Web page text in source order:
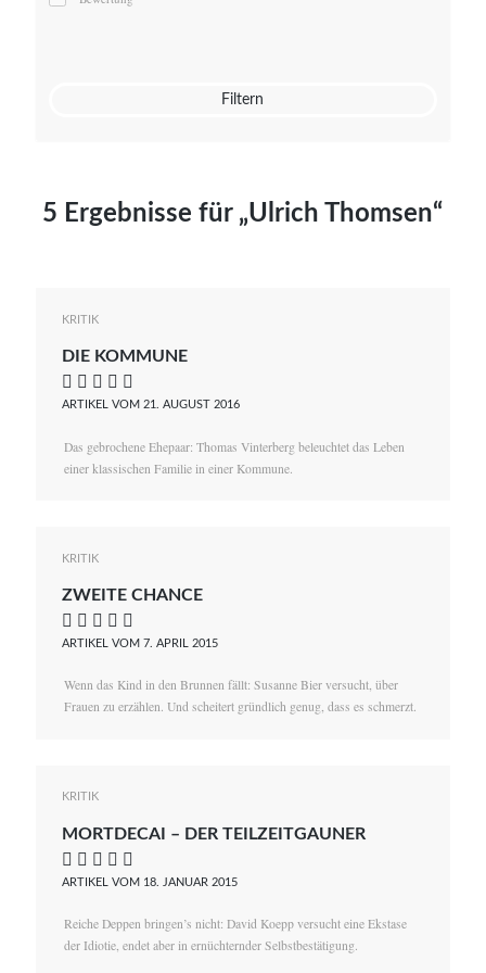
Mato von Vogelstein
Filtern
5 Ergebnisse für „Ulrich Thomsen“
KRITIK
DIE KOMMUNE
    
ARTIKEL VOM 21. AUGUST 2016
Das gebrochene Ehepaar: Thomas Vinterberg beleuchtet das Leben
einer klassischen Familie in einer Kommune.
KRITIK
ZWEITE CHANCE
    
ARTIKEL VOM 7. APRIL 2015
Wenn das Kind in den Brunnen fällt: Susanne Bier versucht, über
Frauen zu erzählen. Und scheitert gründlich genug, dass es schmerzt.
KRITIK
MORTDECAI – DER TEILZEITGAUNER
    
ARTIKEL VOM 18. JANUAR 2015
Reiche Deppen bringen’s nicht: David Koepp versucht eine Ekstase
der Idiotie, endet aber in ernüchternder Selbstbestätigung.